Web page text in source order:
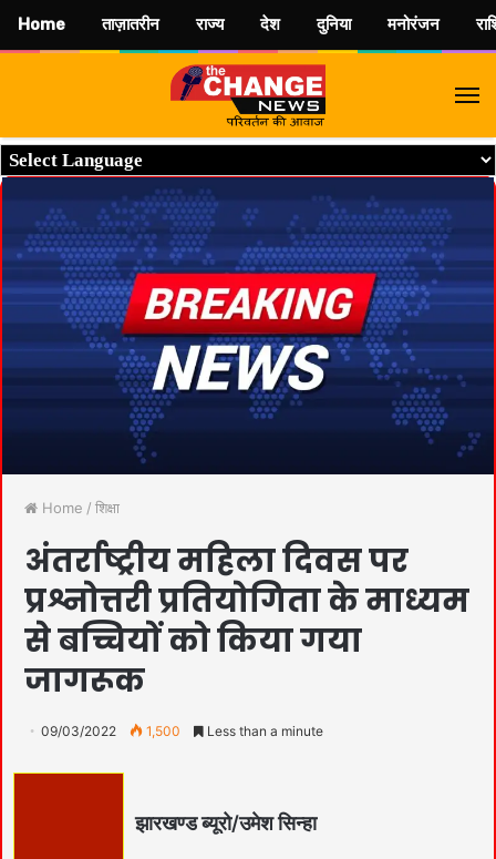
Home / शिक्षा
अंतर्राष्ट्रीय महिला दिवस पर
प्रश्नोत्तरी प्रतियोगिता के माध्यम
से बच्चियों को किया गया
जागरूक
09/03/2022 1,500 Less than a minute
झारखण्ड ब्यूरो/उमेश सिन्हा
Home ताज़ातरीन राज्य देश दुनिया मनोरंजन